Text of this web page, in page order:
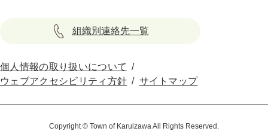
組織別連絡先一覧
個人情報の取り扱いについて
ウェブアクセシビリティ方針
サイトマップ
Copyright © Town of Karuizawa All Rights Reserved.